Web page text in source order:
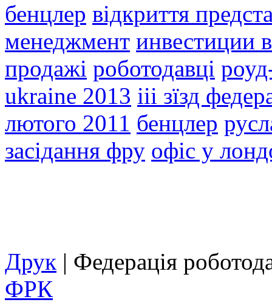
бенцлер відкриття
менеджмент инвестиции
продажі роботодавці
ukraine 2013 ііі зїзд
лютого 2011 бенцлер
засідання фру офіс у
Друк | Федерація
ФРК